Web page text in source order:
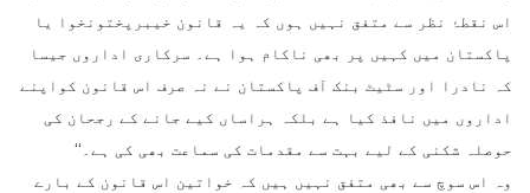
اس نقطۂ نظر سے متفق نہیں ہوں کہ یہ قانون خیبرپختونخوا یا
پاکستان میں کہیں پر بھی ناکام ہوا ہے۔ سرکاری اداروں جیسا
کہ نادرا اور سٹیٹ بنک آف پاکستان نے نہ صرف اس قانون کواپنے
اداروں میں نافذ کیا ہے بلکہ ہراساں کیے جانے کے رجحان کی
حوصلہ شکنی کے لیے بہت سے مقدمات کی سماعت بھی کی ہے۔‘‘
وہ اس سوچ سے بھی متفق نہیں ہیں کہ خواتین اس قانون کے بارے